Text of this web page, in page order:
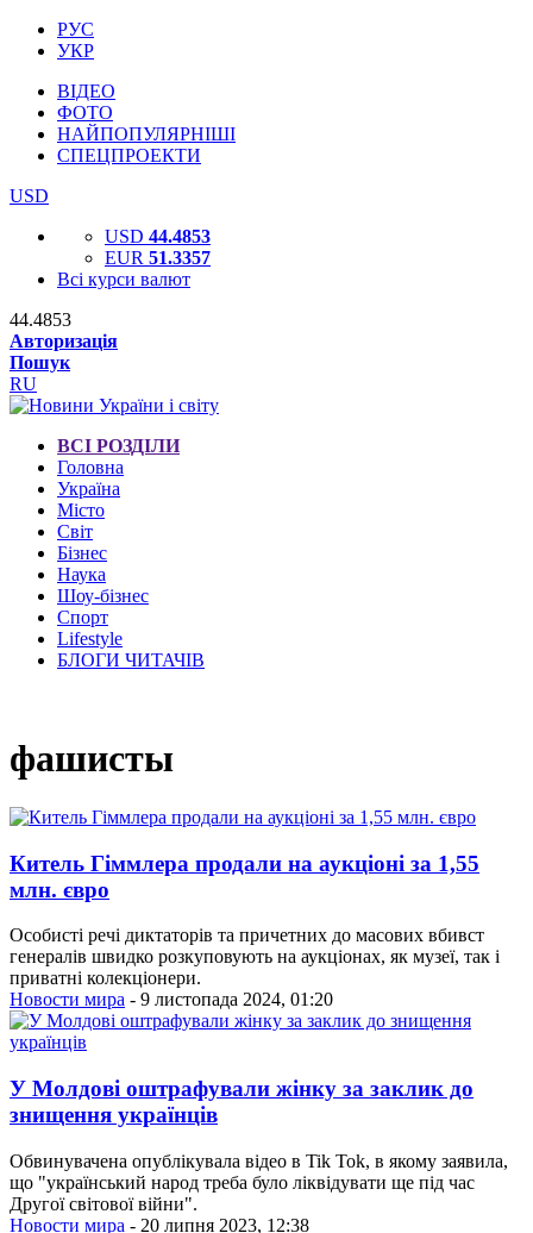
РУС
УКР
ВІДЕО
ФОТО
НАЙПОПУЛЯРНІШІ
СПЕЦПРОЕКТИ
USD
USD 44.4853
EUR 51.3357
Всі курси валют
44.4853
Авторизація
Пошук
RU
ВСІ РОЗДІЛИ
Головна
Україна
Місто
Світ
Бізнес
Наука
Шоу-бізнес
Спорт
Lifestyle
БЛОГИ ЧИТАЧІВ
фашисты
Китель Гіммлера продали на аукціоні за 1,55
млн. євро
Особисті речі диктаторів та причетних до масових вбивст
генералів швидко розкуповують на аукціонах, як музеї, так і
приватні колекціонери.
Новости мира - 9 листопада 2024, 01:20
У Молдові оштрафували жінку за заклик до
знищення українців
Обвинувачена опублікувала відео в Tik Tok, в якому заявила,
що "український народ треба було ліквідувати ще під час
Другої світової війни".
Новости мира - 20 липня 2023, 12:38